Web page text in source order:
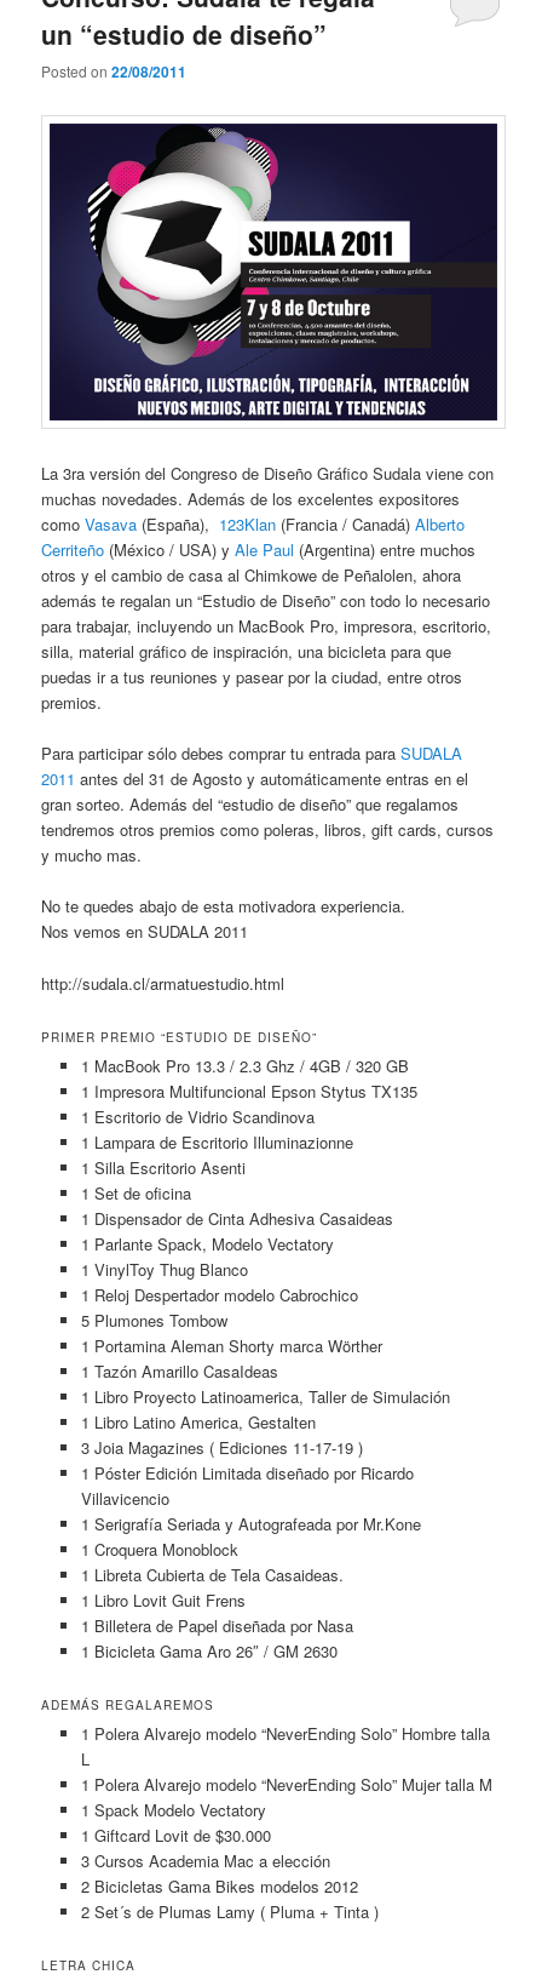
un “estudio de diseño”
Posted on22/08/2011
La 3ra versión del Congreso de Diseño Gráfico Sudala viene con
muchas novedades. Además de los excelentes expositores
comoVasava (España), 123Klan (Francia / Canadá)Alberto
Cerriteño (México / USA) yAle Paul (Argentina) entre muchos
otros y el cambio de casa al Chimkowe de Peñalolen, ahora
además te regalan un “Estudio de Diseño” con todo lo necesario
para trabajar, incluyendo un MacBook Pro, impresora, escritorio,
silla, material gráfico de inspiración, una bicicleta para que
puedas ir a tus reuniones y pasear por la ciudad, entre otros
premios.
Para participar sólo debes comprar tu entrada paraSUDALA
2011 antes del 31 de Agosto y automáticamente entras en el
gran sorteo. Además del “estudio de diseño” que regalamos
tendremos otros premios como poleras, libros, gift cards, cursos
y mucho mas.
No te quedes abajo de esta motivadora experiencia.
Nos vemos en SUDALA 2011
http://sudala.cl/armatuestudio.html
PRIMER PREMIO “ESTUDIO DE DISEÑO”
1 MacBook Pro 13.3 / 2.3 Ghz / 4GB / 320 GB
1 Impresora Multifuncional Epson Stytus TX135
1 Escritorio de Vidrio Scandinova
1 Lampara de Escritorio Illuminazionne
1 Silla Escritorio Asenti
1 Set de oficina
1 Dispensador de Cinta Adhesiva Casaideas
1 Parlante Spack, Modelo Vectatory
1 VinylToy Thug Blanco
1 Reloj Despertador modelo Cabrochico
5 Plumones Tombow
1 Portamina Aleman Shorty marca Wörther
1 Tazón Amarillo CasaIdeas
1 Libro Proyecto Latinoamerica, Taller de Simulación
1 Libro Latino America, Gestalten
3 Joia Magazines ( Ediciones 11-17-19 )
1 Póster Edición Limitada diseñado por Ricardo
Villavicencio
1 Serigrafía Seriada y Autografeada por Mr.Kone
1 Croquera Monoblock
1 Libreta Cubierta de Tela Casaideas.
1 Libro Lovit Guit Frens
1 Billetera de Papel diseñada por Nasa
1 Bicicleta Gama Aro 26″ / GM 2630
ADEMÁS REGALAREMOS
1 Polera Alvarejo modelo “NeverEnding Solo” Hombre talla
L
1 Polera Alvarejo modelo “NeverEnding Solo” Mujer talla M
1 Spack Modelo Vectatory
1 Giftcard Lovit de $30.000
3 Cursos Academia Mac a elección
2 Bicicletas Gama Bikes modelos 2012
2 Set´s de Plumas Lamy ( Pluma + Tinta )
LETRA CHICA